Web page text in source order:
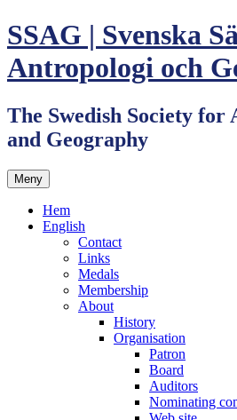
Hoppa
till
innehåll
SSAG | Svenska
Antropologi och
The Swedish Society for
and Geography
Meny
Hem
English
Contact
Links
Medals
Membership
About
History
Organisation
Patron
Board
Auditors
Nominating